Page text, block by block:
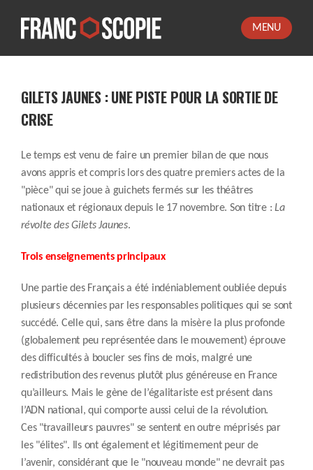
MENU
GILETS JAUNES : UNE PISTE POUR LA SORTIE DE
CRISE
Le temps est venu de faire un premier bilan de que nous
avons appris et compris lors des quatre premiers actes de la
"pièce" qui se joue à guichets fermés sur les théâtres
nationaux et régionaux depuis le 17 novembre. Son titre :La
révolte des Gilets Jaunes.
Trois enseignements principaux
Une partie des Français a été indéniablement oubliée depuis
plusieurs décennies par les responsables politiques qui se sont
succédé. Celle qui, sans être dans la misère la plus profonde
(globalement peu représentée dans le mouvement) éprouve
des difficultés à boucler ses fins de mois, malgré une
redistribution des revenus plutôt plus généreuse en France
qu’ailleurs. Mais le gène de l’égalitariste est présent dans
l’ADN national, qui comporte aussi celui de la révolution.
Ces "travailleurs pauvres" se sentent en outre méprisés par
les "élites". Ils ont également et légitimement peur de
l’avenir, considérant que le "nouveau monde" ne devrait pas